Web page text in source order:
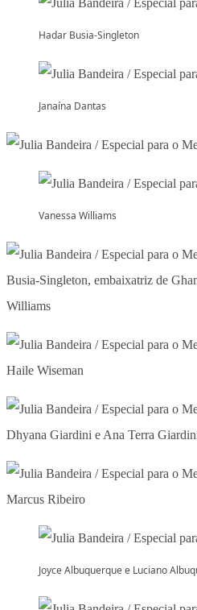
Hadar Busia-Singleton
Janaína Dantas
Vanessa Williams
Busia-Singleton, embaixatriz de
Williams
Haile Wiseman
Dhyana Giardini e Ana Terra
Marcus Ribeiro
Joyce Albuquerque e Luciano